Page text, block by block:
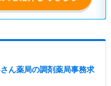
ん薬局の調剤薬局事務求